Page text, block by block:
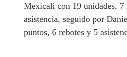
Mexicali con 19 unidades, 7
asistencia, seguido por
puntos, 6 rebotes y 5